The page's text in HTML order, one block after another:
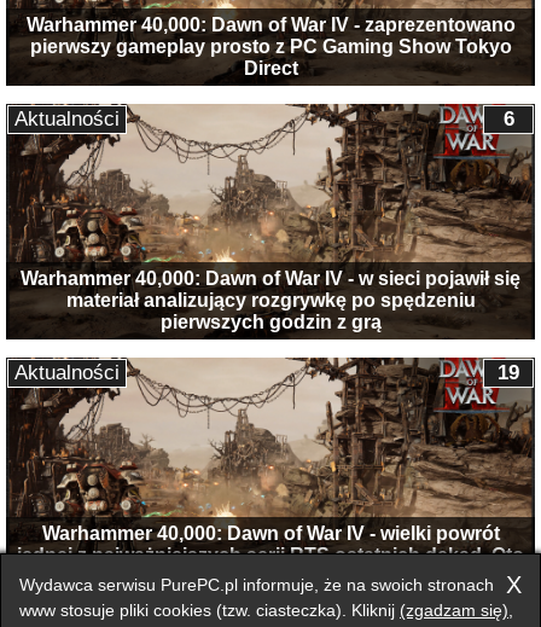
Warhammer 40,000: Dawn of War IV - zaprezentowano
pierwszy gameplay prosto z PC Gaming Show Tokyo
Direct
Warhammer 40,000: Dawn of War IV - w sieci pojawił się
materiał analizujący rozgrywkę po spędzeniu
pierwszych godzin z grą
6
Aktualności
Warhammer 40,000: Dawn of War IV - wielki powrót
jednej z najważniejszych serii RTS ostatnich dekad. Oto
pierwsza zapowiedź
19
Aktualności
X
Wydawca serwisu PurePC.pl informuje, że na swoich stronach
www stosuje pliki cookies (tzw. ciasteczka). Kliknij (zgadzam się)